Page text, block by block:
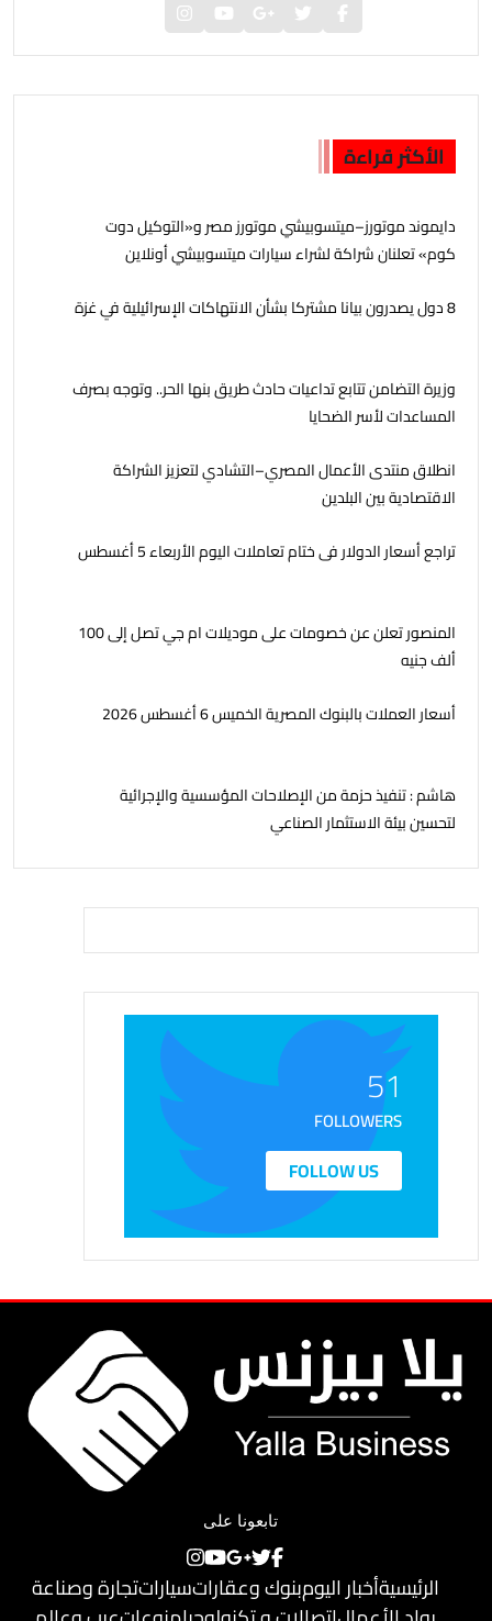
الأكثر قراءة
دايموند موتورز–ميتسوبيشي موتورز مصر و«التوكيل دوت
كوم» تعلنان شراكة لشراء سيارات ميتسوبيشي أونلاين
8 دول يصدرون بيانا مشتركا بشأن الانتهاكات الإسرائيلية في غزة
وزيرة التضامن تتابع تداعيات حادث طريق بنها الحر.. وتوجه بصرف
المساعدات لأسر الضحايا
انطلاق منتدى الأعمال المصري–التشادي لتعزيز الشراكة
الاقتصادية بين البلدين
تراجع أسعار الدولار فى ختام تعاملات اليوم الأربعاء 5 أغسطس
المنصور تعلن عن خصومات على موديلات ام جي تصل إلى 100
ألف جنيه
أسعار العملات بالبنوك المصرية الخميس 6 أغسطس 2026
هاشم : تنفيذ حزمة من الإصلاحات المؤسسية والإجرائية
لتحسين بيئة الاستثمار الصناعي
51
FOLLOWERS
FOLLOW US
تابعونا على
الرئيسيةأخبار اليومبنوك وعقاراتسياراتتجارة وصناعة